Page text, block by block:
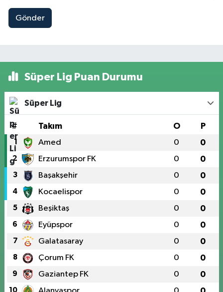
Gönder
Süper Lig Puan Durumu
Süper Lig
# Takım O P
1 Amed 0 0
2 Erzurumspor FK 0 0
3 Başakşehir 0 0
4 Kocaelispor 0 0
5 Beşiktaş 0 0
6 Eyüpspor 0 0
7 Galatasaray 0 0
8 Çorum FK 0 0
9 Gaziantep FK 0 0
10